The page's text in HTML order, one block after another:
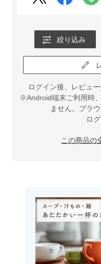
絞り込み
ログイン後、レビュ
※Android端末ご利用時
ません。ブラ
ロ
この商品の